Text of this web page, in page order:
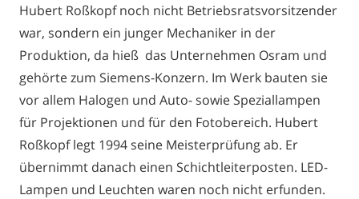
Hubert Roßkopf noch nicht Betriebsratsvorsitzender
war, sondern ein junger Mechaniker in der
Produktion, da hieß das Unternehmen Osram und
gehörte zum Siemens-Konzern. Im Werk bauten sie
vor allem Halogen und Auto- sowie Speziallampen
für Projektionen und für den Fotobereich. Hubert
Roßkopf legt 1994 seine Meisterprüfung ab. Er
übernimmt danach einen Schichtleiterposten. LED-
Lampen und Leuchten waren noch nicht erfunden.